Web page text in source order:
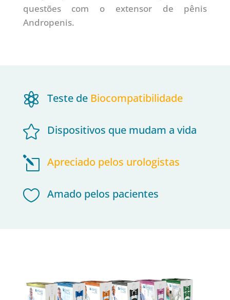
questões com o extensor de pênis
Andropenis.
 Teste de Biocompatibilidade
 Dispositivos que mudam a vida
l Apreciado pelos urologistas
 Amado pelos pacientes